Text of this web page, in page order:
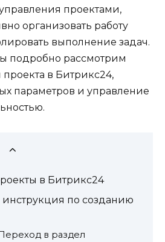
проектами,
организовать работу
выполнение задач.
подробно рассмотрим
в Битрикс24,
параметров и управление
в Битрикс24
инструкция по созданию
в раздел